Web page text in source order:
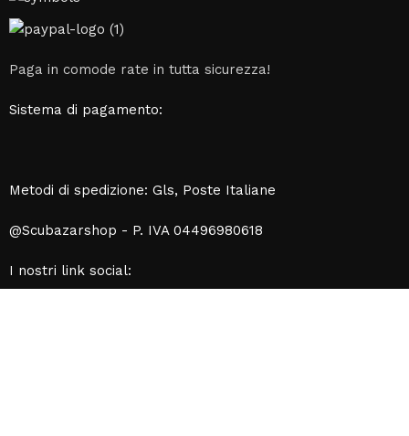
Paga in comode rate in tutta sicurezza!
Sistema di pagamento:
Metodi di spedizione: Gls, Poste Italiane
@Scubazarshop - P. IVA 04496980618
I nostri link social: